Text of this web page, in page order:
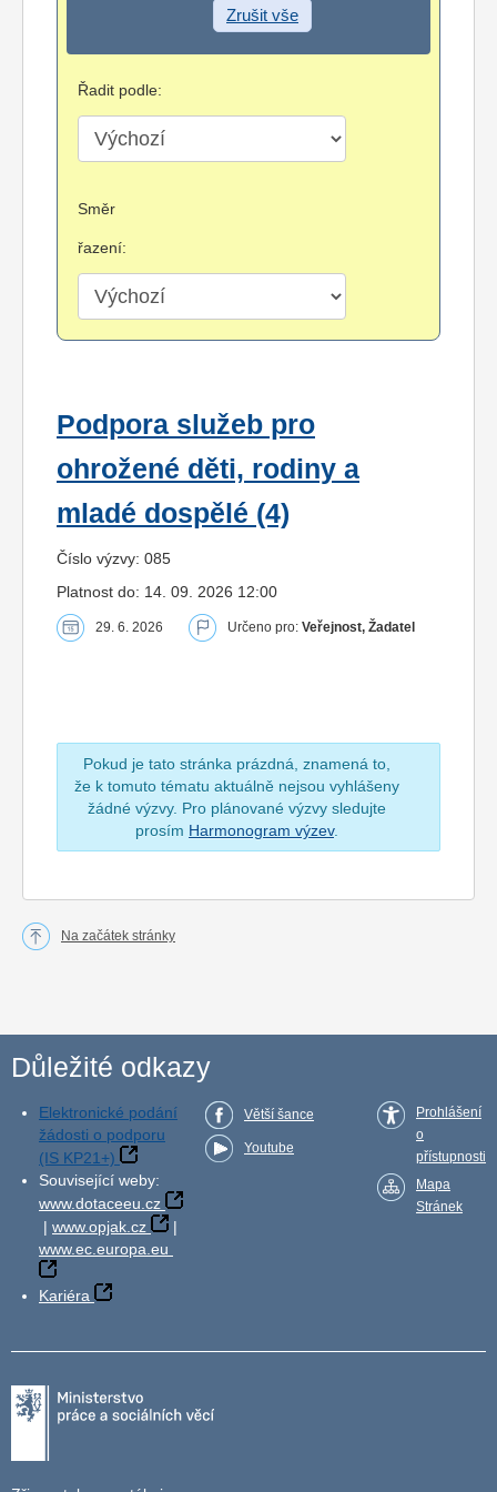
Zrušit vše
Řadit podle:
Směr
řazení:
Podpora služeb pro
ohrožené děti, rodiny a
mladé dospělé (4)
Číslo výzvy: 085
Platnost do: 14. 09. 2026 12:00
29. 6. 2026 Určeno pro: Veřejnost, Žadatel
Pokud je tato stránka prázdná, znamená to,
že k tomuto tématu aktuálně nejsou vyhlášeny
žádné výzvy. Pro plánované výzvy sledujte
prosím Harmonogram výzev.
Na začátek stránky
Důležité odkazy
Elektronické podání
žádosti o podporu
(IS KP21+)
Související weby:
www.dotaceeu.cz
| www.opjak.cz
|
www.ec.europa.eu
Kariéra
Větší šance
Youtube
Prohlášení
o
přístupnosti
Mapa
Stránek